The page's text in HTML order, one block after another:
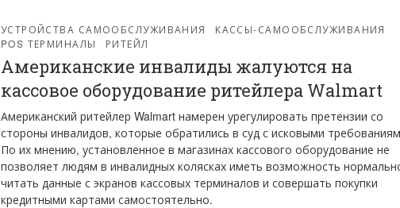
УСТРОЙСТВА САМООБСЛУЖИВАНИЯ
КАССЫ-САМООБСЛУЖИВАНИЯ
POS ТЕРМИНАЛЫ
РИТЕЙЛ
Американские инвалиды жалуются на
кассовое оборудование ритейлера Walmart
Американский ритейлер Walmart намерен урегулировать претензии со
стороны инвалидов, которые обратились в суд с исковыми
По их мнению, установленное в магазинах кассового оборудование не
позволяет людям в инвалидных колясках иметь возможность
читать данные с экранов кассовых терминалов и совершать покупки
кредитными картами самостоятельно.